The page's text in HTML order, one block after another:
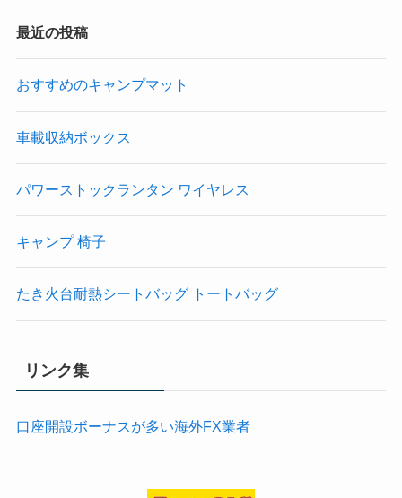
最近の投稿
おすすめのキャンプマット
車載収納ボックス
パワーストックランタン ワイヤレス
キャンプ 椅子
たき火台耐熱シートバッグ トートバッグ
リンク集
口座開設ボーナスが多い海外FX業者